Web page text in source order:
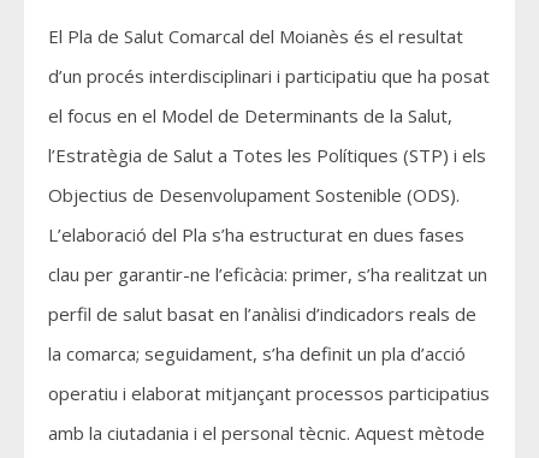
El Pla de Salut Comarcal del Moianès és el resultat
d’un procés interdisciplinari i participatiu que ha posat
el focus en el Model de Determinants de la Salut,
l’Estratègia de Salut a Totes les Polítiques (STP) i els
Objectius de Desenvolupament Sostenible (ODS).
L’elaboració del Pla s’ha estructurat en dues fases
clau per garantir-ne l’eficàcia: primer, s’ha realitzat un
perfil de salut basat en l’anàlisi d’indicadors reals de
la comarca; seguidament, s’ha definit un pla d’acció
operatiu i elaborat mitjançant processos participatius
amb la ciutadania i el personal tècnic. Aquest mètode